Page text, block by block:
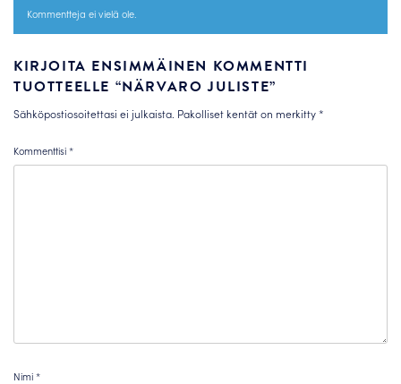
Kommentteja ei vielä ole.
KIRJOITA ENSIMMÄINEN KOMMENTTI
TUOTTEELLE “NÄRVARO JULISTE”
Sähköpostiosoitettasi ei julkaista. Pakolliset kentät on merkitty*
Kommenttisi*
Nimi*